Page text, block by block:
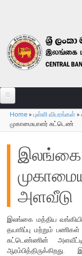
பற்றி
வங்கி பற்றி
பொது நோக்கு
தொலைநோக்கு, பணி,
குறிக்கோள்கள்
தொழிற்பாடுகள்
நிறுவன
You are here
Home » புள்ளி விபரங்கள் »
முகாமையாளர் சுட்டெண்
அளவீடு
இலங்கை மத்திய
தயாாிப்பு மற்றும்
சுட்டெண்ணின்